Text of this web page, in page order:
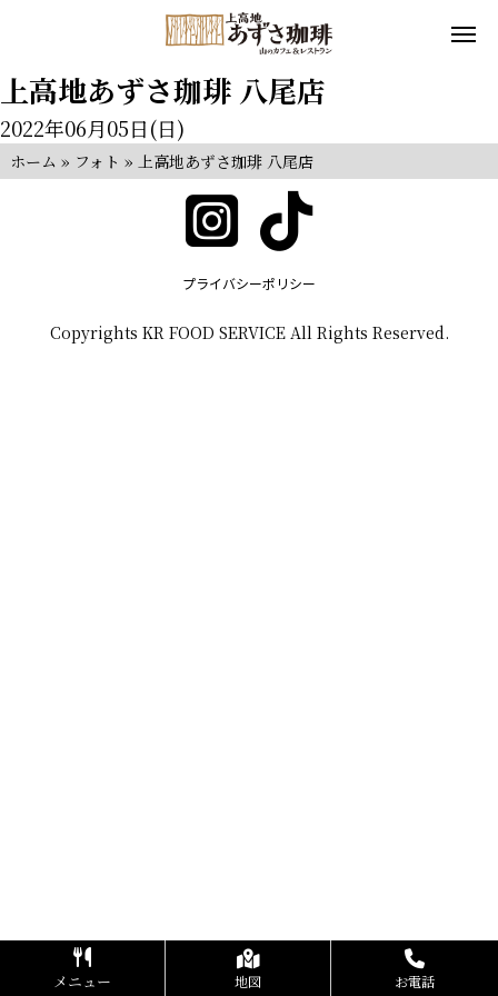
上高地あずさ珈琲 八尾店
2022年06月05日(日)
ホーム » フォト »上高地あずさ珈琲 八尾店
プライバシーポリシー
Copyrights KR FOOD SERVICE All Rights Reserved.
メニュー 地図 お電話